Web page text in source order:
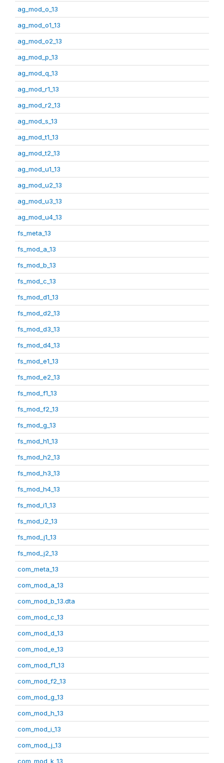
ag_mod_o_13
ag_mod_o1_13
ag_mod_o2_13
ag_mod_p_13
ag_mod_q_13
ag_mod_r1_13
ag_mod_r2_13
ag_mod_s_13
ag_mod_t1_13
ag_mod_t2_13
ag_mod_u1_13
ag_mod_u2_13
ag_mod_u3_13
ag_mod_u4_13
fs_meta_13
fs_mod_a_13
fs_mod_b_13
fs_mod_c_13
fs_mod_d1_13
fs_mod_d2_13
fs_mod_d3_13
fs_mod_d4_13
fs_mod_e1_13
fs_mod_e2_13
fs_mod_f1_13
fs_mod_f2_13
fs_mod_g_13
fs_mod_h1_13
fs_mod_h2_13
fs_mod_h3_13
fs_mod_h4_13
fs_mod_i1_13
fs_mod_i2_13
fs_mod_j1_13
fs_mod_j2_13
com_meta_13
com_mod_a_13
com_mod_b_13.dta
com_mod_c_13
com_mod_d_13
com_mod_e_13
com_mod_f1_13
com_mod_f2_13
com_mod_g_13
com_mod_h_13
com_mod_i_13
com_mod_j_13
com_mod_k_13